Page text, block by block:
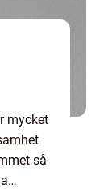
mycket
så